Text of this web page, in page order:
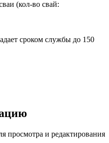
сроком службы до 150
просмотра и редактирования